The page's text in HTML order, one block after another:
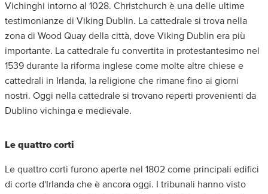
Vichinghi intorno al 1028. Christchurch è una delle ultime
testimonianze di Viking Dublin. La cattedrale si trova nella
zona di Wood Quay della città, dove Viking Dublin era più
importante. La cattedrale fu convertita in protestantesimo nel
1539 durante la riforma inglese come molte altre chiese e
cattedrali in Irlanda, la religione che rimane fino ai giorni
nostri. Oggi nella cattedrale si trovano reperti provenienti da
Dublino vichinga e medievale.
Le quattro corti
Le quattro corti furono aperte nel 1802 come principali edifici
di corte d'Irlanda che è ancora oggi. I tribunali hanno visto